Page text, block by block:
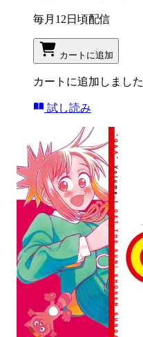
毎月12日頃配信
カートに追加
カートに追加しました
試し読み